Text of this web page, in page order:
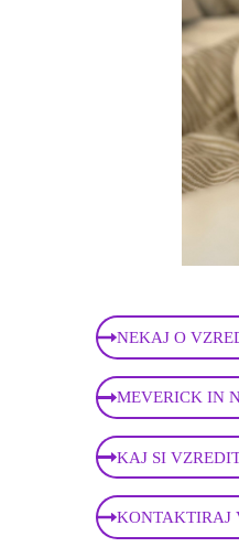
NEKAJ O
MEVERICK IN
KAJ SI
KONTAKTIRAJ